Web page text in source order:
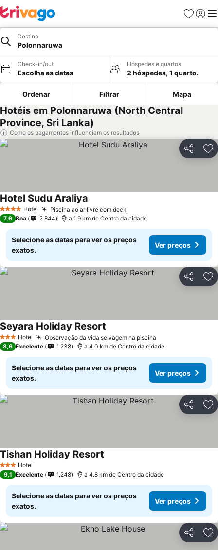
Favoritos
Iniciar
Destino
Polonnaruwa
Check-in/out
Escolha as datas
Hóspedes e quartos
2 hóspedes, 1 quarto.
Ordenar Filtrar Mapa
Hotéis em Polonnaruwa (North Central
Province, Sri Lanka)
Como os pagamentos influenciam os resultados
Partilhar
4 EstrelasHotel Piscina ao ar livre com deck
Hotel Sudu Araliya
7,6 Boa 2.844 a 1.9 km de Centro da cidade
Selecione as datas para ver os preços
exatos.
Ver preços
Partilhar
3 EstrelasHotel Observação da vida selvagem na piscina
Seyara Holiday Resort
8,6 Excelente 1.238 a 4.0 km de Centro da cidade
Selecione as datas para ver os preços
exatos.
Ver preços
Partilhar
3 EstrelasHotel
Tishan Holiday Resort
9,1 Excelente 1.248 a 4.8 km de Centro da cidade
Selecione as datas para ver os preços
exatos.
Ver preços
Partilhar